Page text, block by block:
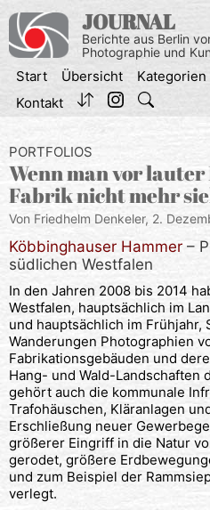
Inhalt
springen
JOURNAL
Berichte aus Berlin
Photographie und
Start Übersicht Kategorien
Kontakt
PORTFOLIOS
Wenn man vor lauter
Fabrik nicht mehr
Von Friedhelm Denkeler, 2.
Köbbinghauser Hammer –
südlichen Westfalen
In den Jahren 2008 bis 2014
Westfalen, hauptsächlich im
und hauptsächlich im Frühjahr,
Wanderungen Photographien
Fabrikationsgebäuden und
Hang- und Wald-Landschaften
gehört auch die kommunale
Trafohäuschen, Kläranlagen
Erschließung neuer
größerer Eingriff in die Natur
gerodet, größere
und zum Beispiel der
verlegt.